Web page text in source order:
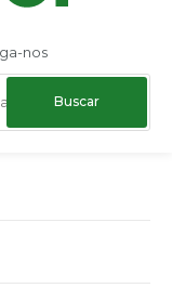
nos